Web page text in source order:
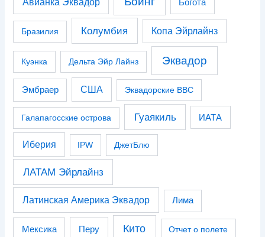
Авианка Эквадор Богота
Бразилия Колумбия Копа Эйрлайнз
Куэнка Дельта Эйр Лайнз Эквадор
Эмбраер США Эквадорские ВВС
Галапагосские острова Гуаякиль ИАТА
Иберия IPW ДжетБлю
ЛАТАМ Эйрлайнз
Латинская Америка Эквадор Лима
Мексика Перу Кито Отчет о полете